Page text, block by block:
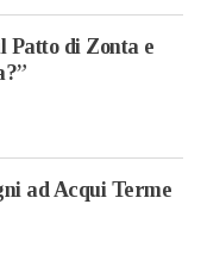
Patto di Zonta e
ad Acqui Terme